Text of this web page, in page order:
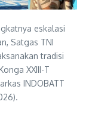
eskalasi
Satgas TNI
tradisi
XXIII-T
INDOBATT